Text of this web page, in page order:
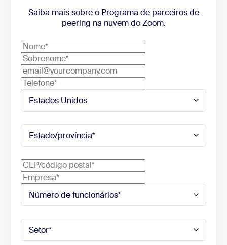
Saiba mais sobre o Programa de parceiros de
peering na nuvem do Zoom.